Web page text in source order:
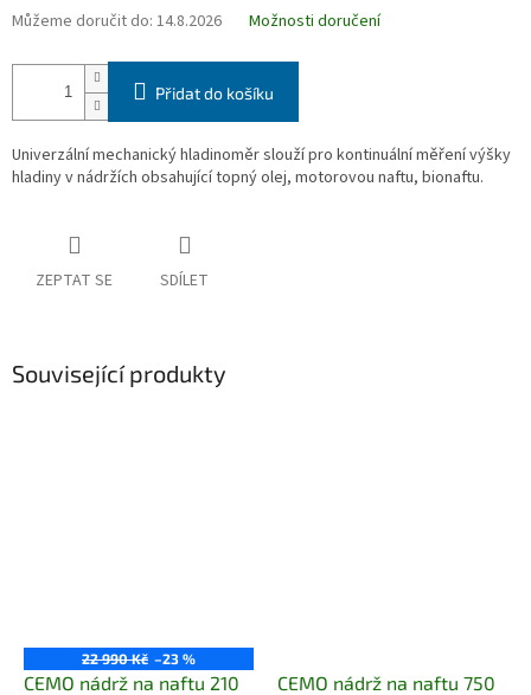
Můžeme doručit do: 14.8.2026 Možnosti doručení
Přidat do košíku
Univerzální mechanický hladinoměr slouží pro kontinuální měření výšky
hladiny v nádržích obsahující topný olej, motorovou naftu, bionaftu.
ZEPTAT SE SDÍLET
Související produkty
22 990 Kč –23 %
CEMO nádrž na naftu 210
CEMO nádrž na naftu 750